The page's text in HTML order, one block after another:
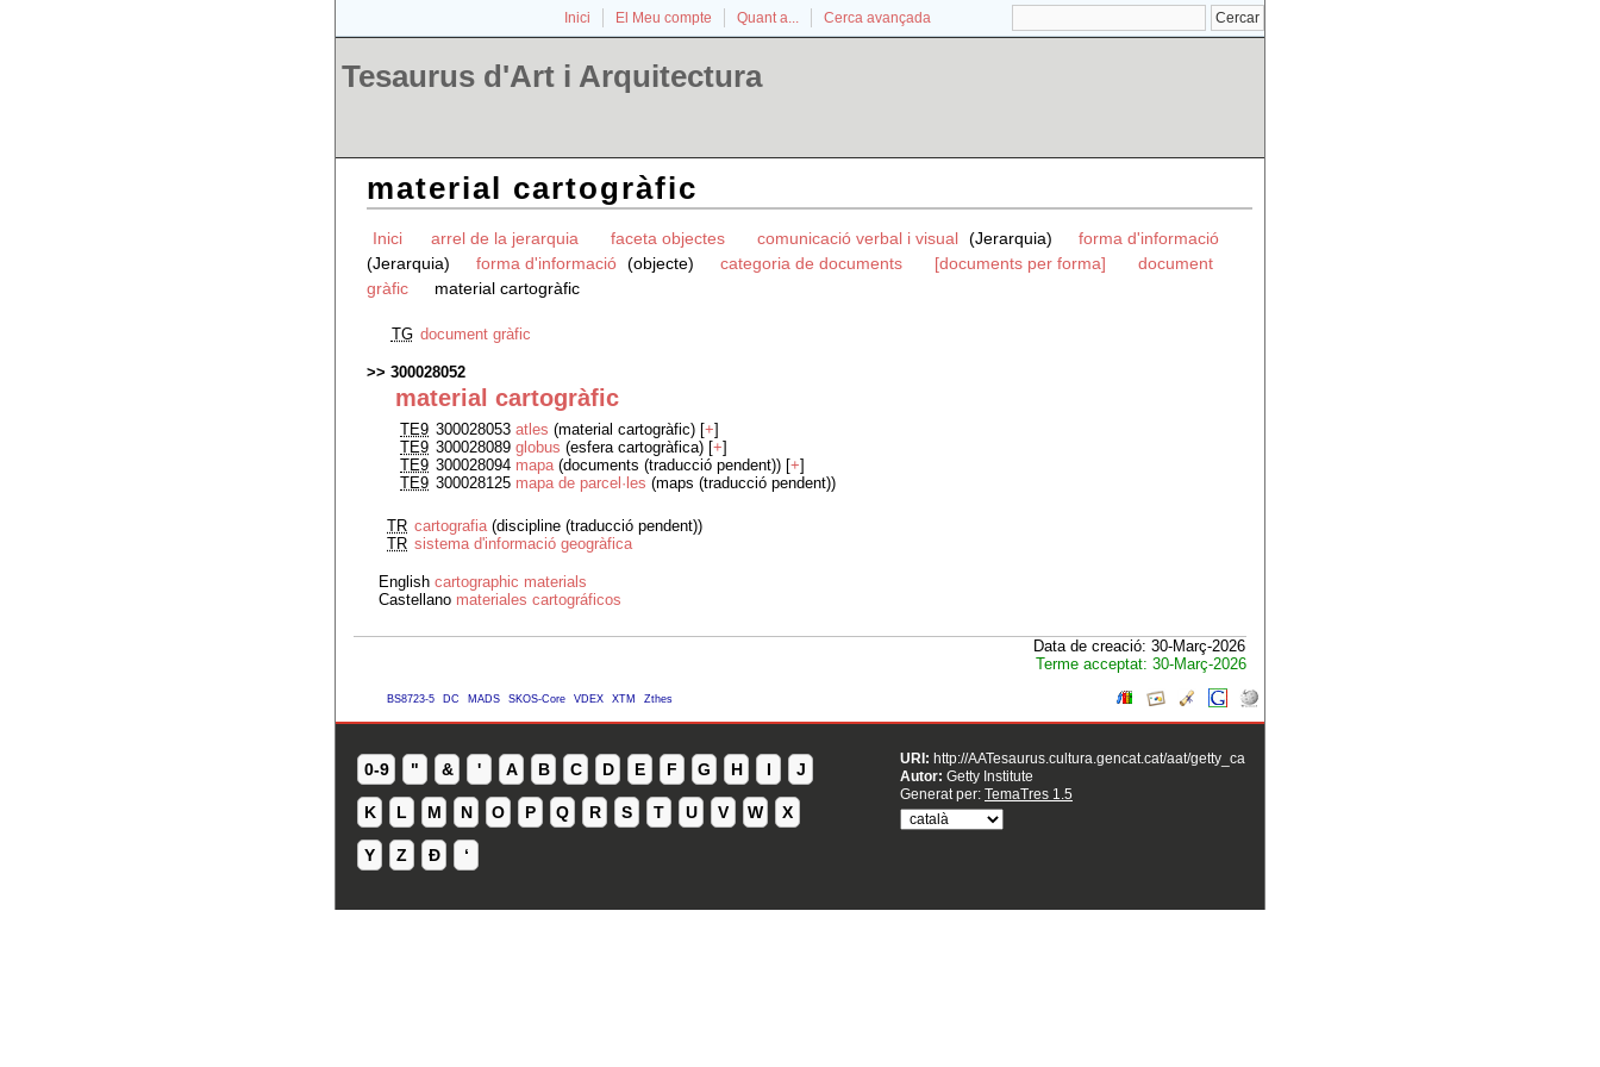
Inici El Meu compte Quant a... Cerca avançada
Tesaurus d'Art i Arquitectura
material cartogràfic
Inici arrel de la jerarquia faceta objectes comunicació verbal i visual (Jerarquia)
forma d'informació
(Jerarquia)
forma d'informació (objecte) categoria de documents [documents per forma]
document
gràfic
material cartogràfic
TG document gràfic
300028052
material cartogràfic
TE9 300028053atles(material cartogràfic) [+]
TE9 300028089globus(esfera cartogràfica) [+]
TE9 300028094 mapa (documents (traducció pendent)) [+]
TE9 300028125 mapa de parcel·les (maps (traducció pendent))
TR cartografia (discipline (traducció pendent))
TR sistema d'informació geogràfica
English cartographic materials
Castellano materiales cartográficos
Data de creació: 30-Març-2026
Terme acceptat: 30-Març-2026
BS8723-5 DC MADS SKOS-Core VDEX XTM Zthes
0-9 " & ' A B C D E F G H I J
K L M N O P Q R S T U V W X
Y Z Ð ʻ
URI: http://AATesaurus.cultura.gencat.cat/aat/getty_ca
Autor: Getty Institute
Generat per: TemaTres 1.5